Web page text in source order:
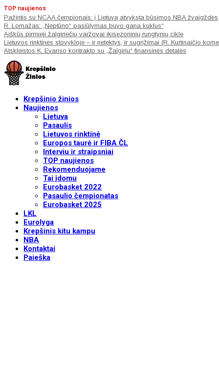
TOP naujienos
Pažintis su NCAA čempionais: į Lietuvą atvyksta būsimos NBA žvaigždės
R. Lomažas: „Neptūno“ pasiūlymas buvo gana kuklus“
Aiškūs pirmieji žalgiriečių varžovai ikisezoninių rungtynių cikle
Lietuvos rinktinės stovykloje – ir netektys, ir sugrįžimai (R. Kurtinaičio
Atskleistos K. Evanso kontrakto su „Žalgiriu“ finansinės detalės
Krepšinio žinios
Naujienos
Lietuva
Pasaulis
Lietuvos rinktinė
Europos taurė ir FIBA ČL
Interviu ir straipsniai
TOP naujienos
Rekomenduojame
Tai įdomu
Eurobasket 2022
Pasaulio čempionatas
Eurobasket 2025
LKL
Eurolyga
Krepšinis kitu kampu
NBA
Kontaktai
Paieška